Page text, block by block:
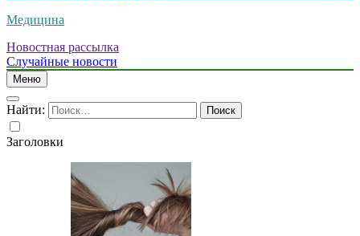
Медицина
Новостная рассылка
Случайные новости
Меню
Найти:
Заголовки